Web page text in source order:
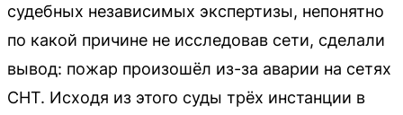
судебных независимых экспертизы, непонятно
по какой причине не исследовав сети, сделали
вывод: пожар произошёл из-за аварии на сетях
СНТ. Исходя из этого суды трёх инстанции в